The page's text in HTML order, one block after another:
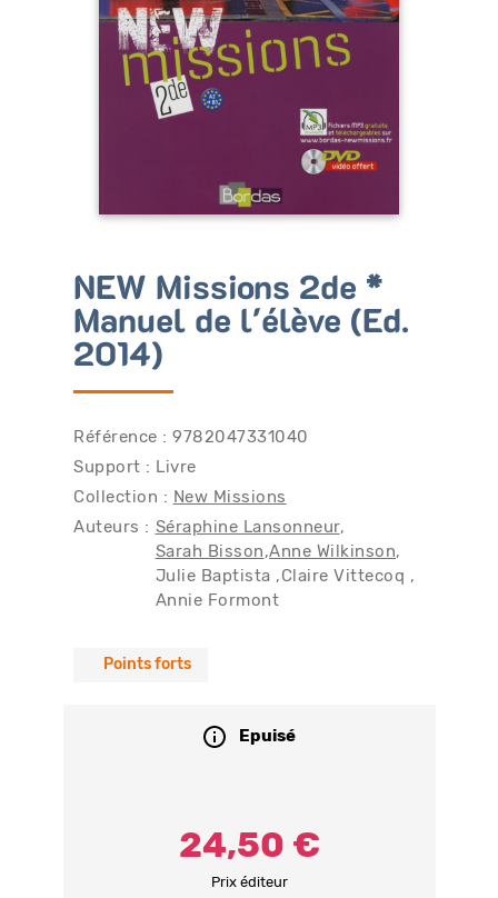
Bénéficiez de tarifs préférentiels
Téléchargez des ressources gratuites
Recevez des informations sur nos nouveautés
NEW Missions 2de *
Manuel de l'élève (Ed.
2014)
Référence : 9782047331040
Support : Livre
Collection : New Missions
Auteurs : Séraphine Lansonneur
Sarah Bisson Anne Wilkinson
Julie Baptista
Claire Vittecoq
Annie Formont
Points forts
Epuisé
Prix éditeur
24,50 €